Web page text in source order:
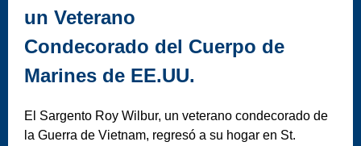
un Veterano
Condecorado del Cuerpo de
Marines de EE.UU.
El Sargento Roy Wilbur, un veterano condecorado de
la Guerra de Vietnam, regresó a su hogar en St.